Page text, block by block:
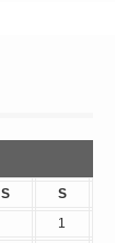
S
S
1